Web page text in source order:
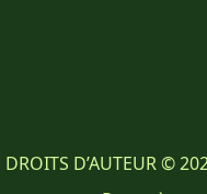
DROITS D’AUTEUR ©